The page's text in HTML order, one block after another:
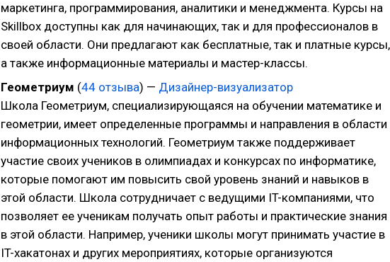
маркетинга, программирования, аналитики и менеджмента. Курсы на
Skillbox доступны как для начинающих, так и для профессионалов в
своей области. Они предлагают как бесплатные, так и платные курсы,
а также информационные материалы и мастер-классы.
Геометриум (44 отзыва) — Дизайнер-визуализатор
Школа Геометриум, специализирующаяся на обучении математике и
геометрии, имеет определенные программы и направления в области
информационных технологий. Геометриум также поддерживает
участие своих учеников в олимпиадах и конкурсах по информатике,
которые помогают им повысить свой уровень знаний и навыков в
этой области. Школа сотрудничает с ведущими IT-компаниями, что
позволяет ее ученикам получать опыт работы и практические знания
в этой области. Например, ученики школы могут принимать участие в
IT-хакатонах и других мероприятиях, которые организуются